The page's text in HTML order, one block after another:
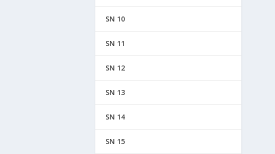
SN 10
SN 11
SN 12
SN 13
SN 14
SN 15